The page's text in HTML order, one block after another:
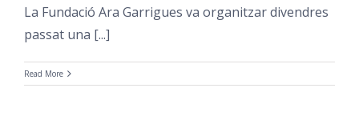
La Fundació Ara Garrigues va organitzar divendres
passat una [...]
Read More